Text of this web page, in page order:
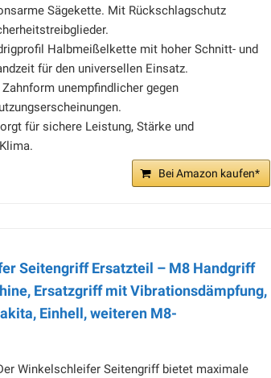
Sägekette. Mit Rückschlagschutz
Halbmeißelkette mit hoher Schnitt- und
für den universellen Einsatz.
unempfindlicher gegen
für sichere Leistung, Stärke und
Bei Amazon kaufen*
Seitengriff Ersatzteil – M8 Handgriff
Ersatzgriff mit Vibrationsdämpfung,
Einhell, weiteren M8-
Winkelschleifer Seitengriff bietet maximale